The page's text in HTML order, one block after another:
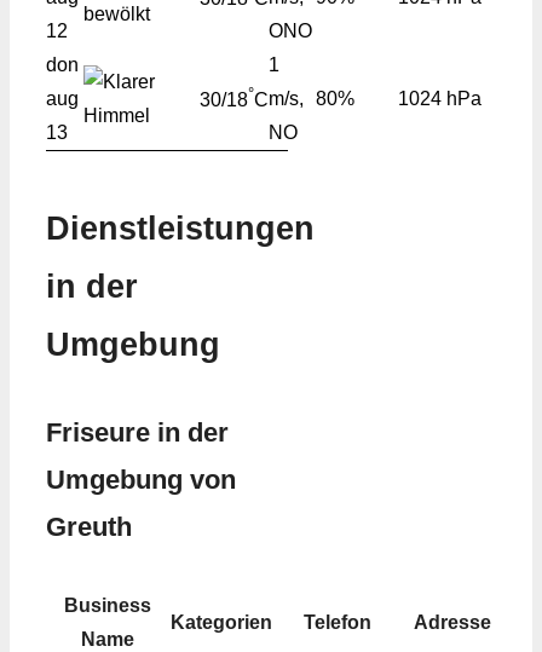
12
ONO
don
aug
13
30/18°C
1
m/s,
NO
80% 1024 hPa
Dienstleistungen
in der
Umgebung
Friseure in der
Umgebung von
Greuth
Business
Name
Kategorien Telefon Adresse